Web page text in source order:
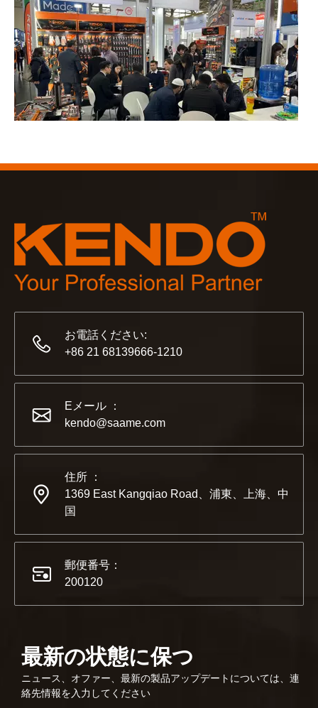
2023年のケルン見本市は、Kendoにとって古い友人と出
2022-11-21
お電話ください:
+86 21 68139666-1210
Eメール ：
kendo@saame.com
住所 ：
1369 East Kangqiao Road、浦東、上海、中
国
郵便番号：
200120
最新の状態に保つ
ニュース、オファー、最新の製品アップデートについては、連
絡先情報を入力してください